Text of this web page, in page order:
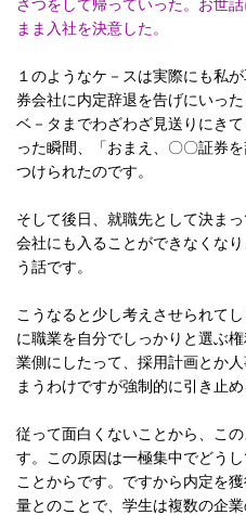
さつをして帰っていった。お世
まま入社を決意した。
１のようなケ－スは実際にも私
券会社に内定辞退を告げにいっ
ベ－タまでわざわざ見送りにき
った瞬間、「おまえ、〇〇証券
つけられたのです。
そして後日、就職先として決ま
会社にも入ることができなくな
う話です。
こうなると少し考えさせられて
に職業を自分でしっかりと選ぶ
業側にしたって、採用計画とか
まうわけですが強制的に引き止め
従って面白くないことから、こ
す。この原因は一極集中でどう
ことからです。ですから内定を
量とのことで、学生は複数の企